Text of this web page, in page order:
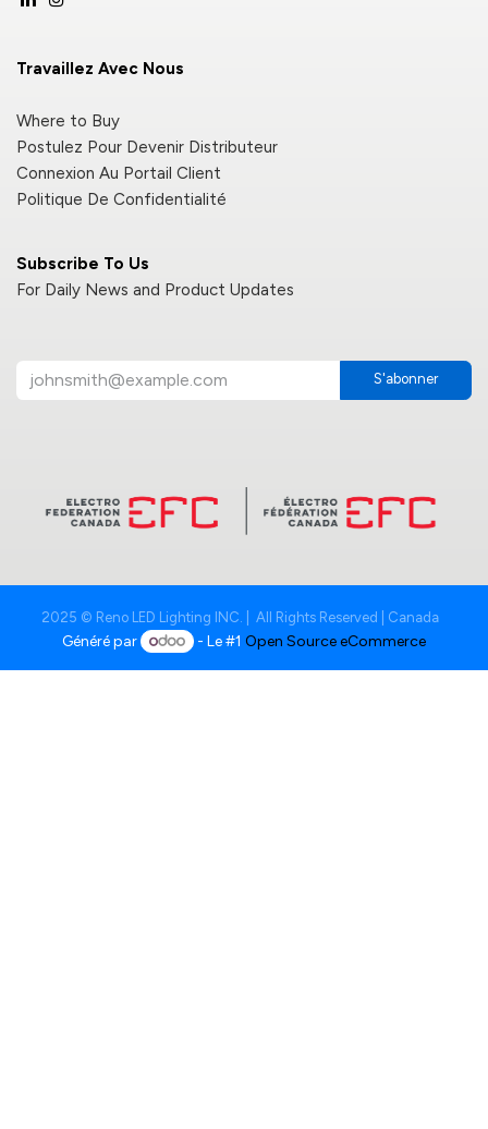
Subscribe To Us
For Daily News and Product Updates
S'abonner
Travaillez Avec Nous
Where to Buy
Postulez Pour Devenir Distributeur
Connexion Au Portail Client
Politique De Confidentialité
2025 © Reno LED Lighting INC. | All Rights Reserved | Canada
Généré par - Le #1 Open Source eCommerce